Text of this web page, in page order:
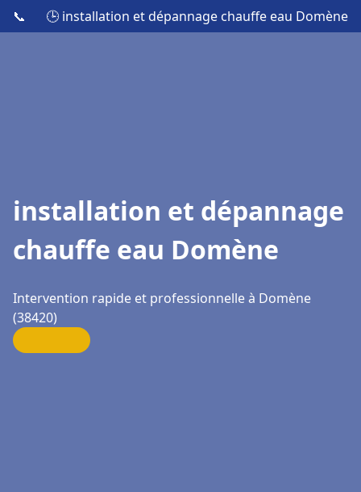
📞 🕒 installation et dépannage chauffe eau Domène
installation et dépannage
chauffe eau Domène
Intervention rapide et professionnelle à Domène
(38420)